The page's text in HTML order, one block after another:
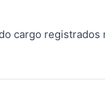
cargo registrados